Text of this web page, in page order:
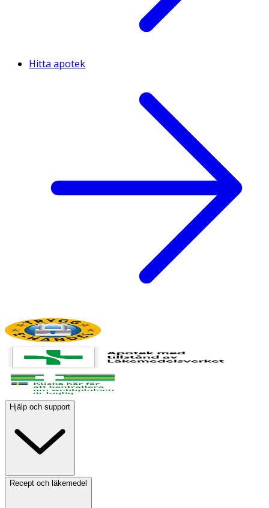
Hitta apotek
Hjälp och support
Recept och läkemedel